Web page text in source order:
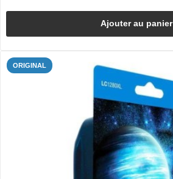
Ajouter au panier
ORIGINAL